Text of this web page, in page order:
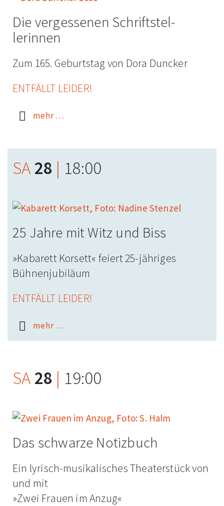
Die vergessenen Schrift­stel­
lerinnen
Zum 165. Geburtstag von Dora Duncker
ENTFÄLLT LEIDER!
mehr …
SA 28 | 18:00
25 Jahre mit Witz und Biss
»Kabarett Korsett« feiert 25-jähriges
Bühnenjubiläum
ENTFÄLLT LEIDER!
mehr …
SA 28 | 19:00
Das schwarze Notizbuch
Ein lyrisch-musika­lisches Theater­stück von
und mit
»Zwei Frauen im Anzug«